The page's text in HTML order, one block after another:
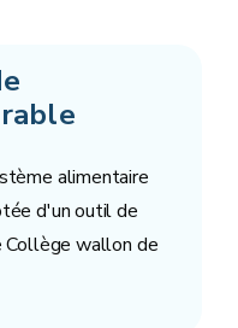
alimentaire
d'un outil de
Collège wallon de